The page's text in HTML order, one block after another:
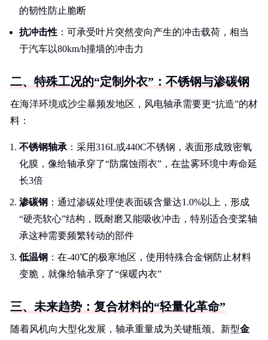
的韧性防止脆断
抗冲击性 ：可承受叶片突然变向产生的冲击载荷，相当
于汽车以80km/h撞墙的冲击力
二、特殊工况的“定制外衣”：不锈钢与渗碳钢
在海洋环境或沙尘暴频发地区，风电轴承需要更“抗造”的材
料：
不锈钢轴承 ：采用316L或440C不锈钢，表面形成致密氧
化膜，像给轴承穿了“防腐蚀雨衣”，在盐雾环境中寿命延
长3倍
渗碳钢 ：通过渗碳处理使表面碳含量达1.0%以上，形成
“硬壳软心”结构，既耐磨又能吸收冲击，特别适合变桨轴
承这种需要频繁转动的部件
低温钢 ：在-40℃的极寒地区，使用特殊合金钢防止材料
变脆，就像给轴承穿了“保暖内衣”
三、未来趋势：复合材料的“轻量化革命”
随着风机向大型化发展，轴承重量成为关键瓶颈。新型金